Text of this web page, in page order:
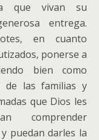
que vivan su
entrega.
en cuanto
ponerse a
bien como
de las familias y
que Dios les
comprender
puedan darles la